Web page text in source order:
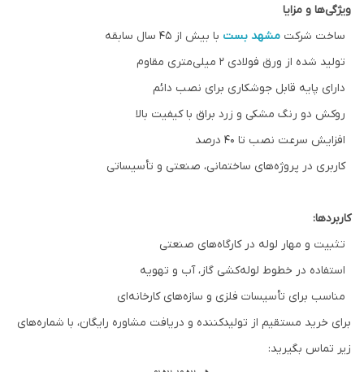
ویژگی‌ها و مزایا
ساخت شرکت مشهد بست با بیش از ۴۵ سال سابقه
تولید شده از ورق فولادی ۲ میلی‌متری مقاوم
دارای پایه قابل جوشکاری برای نصب دائم
روکش دو رنگ مشکی و زرد براق با کیفیت بالا
افزایش سرعت نصب تا ۴۰ درصد
کاربری در پروژه‌های ساختمانی، صنعتی و تأسیساتی
کاربردها:
تثبیت و مهار لوله در کارگاه‌های صنعتی
استفاده در خطوط لوله‌کشی گاز، آب و تهویه
مناسب برای تأسیسات فلزی و سازه‌های کارخانه‌ای
برای خرید مستقیم از تولیدکننده و دریافت مشاوره رایگان، با شماره‌های
زیر تماس بگیرید: